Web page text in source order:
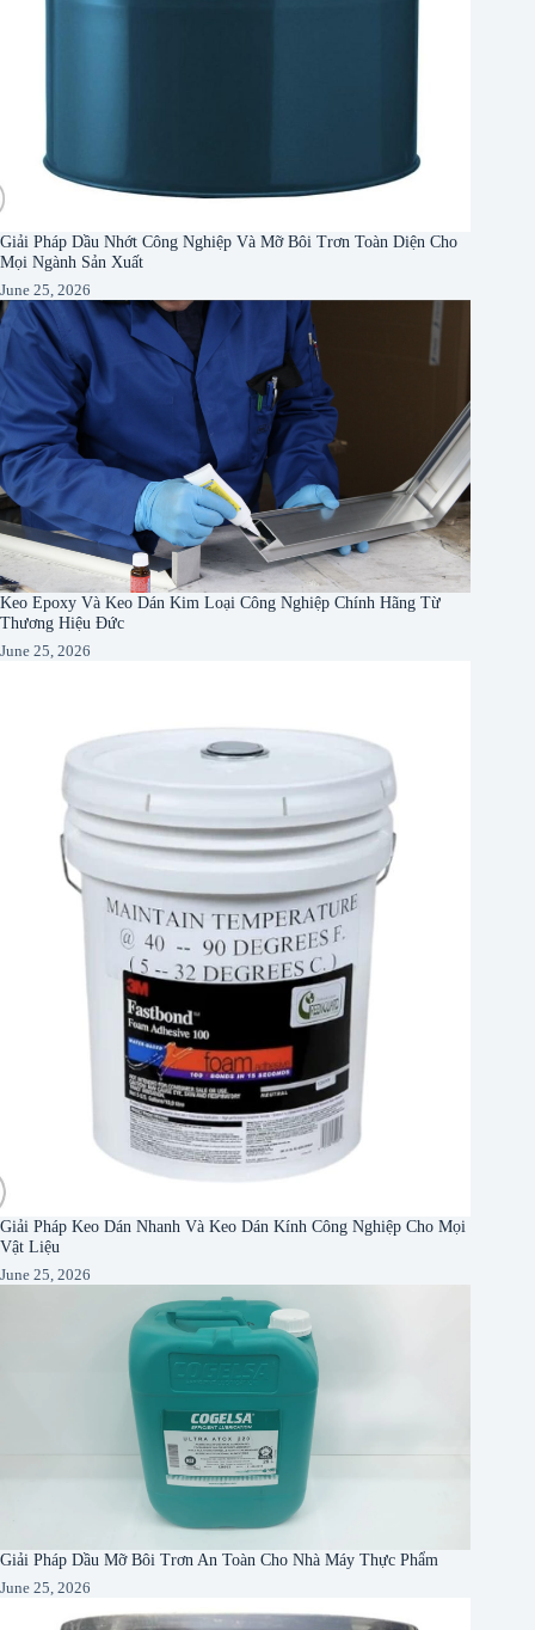
Giải Pháp Dầu Nhớt Công Nghiệp Và Mỡ Bôi Trơn Toàn Diện Cho
Mọi Ngành Sản Xuất
June 25, 2026
Keo Epoxy Và Keo Dán Kim Loại Công Nghiệp Chính Hãng Từ
Thương Hiệu Đức
June 25, 2026
Giải Pháp Keo Dán Nhanh Và Keo Dán Kính Công Nghiệp Cho Mọi
Vật Liệu
June 25, 2026
Giải Pháp Dầu Mỡ Bôi Trơn An Toàn Cho Nhà Máy Thực Phẩm
June 25, 2026